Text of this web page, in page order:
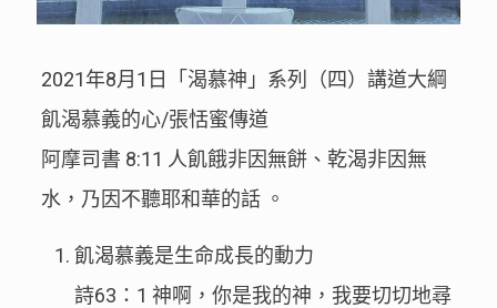
2021年8月1日「渴慕神」系列（四）講道大綱
飢渴慕義的心/張恬蜜傳道
阿摩司書 8:11 人飢餓非因無餅、乾渴非因無
水，乃因不聽耶和華的話 。
飢渴慕義是生命成長的動力
詩63：1 神啊，你是我的神，我要切切地尋